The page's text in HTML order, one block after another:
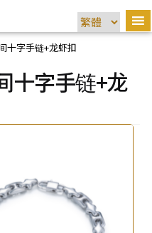
十字手链+龙虾扣
十字手链+龙